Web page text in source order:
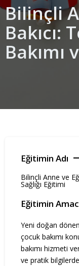
Bilinçli
Bakıcı:
Bakımı
Eğitimin Adı
Bilinçli Anne ve
Sağlığı Eğitimi
Eğitimin
Yeni doğan
çocuk bakımı
bakımı hizmeti
ve pratik